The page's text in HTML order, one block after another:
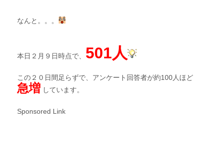
なんと。。。
本日２月９日時点で、 501人
この２０日間足らずで、アンケート回答者が約100人ほど
急増 しています。
Sponsored Link